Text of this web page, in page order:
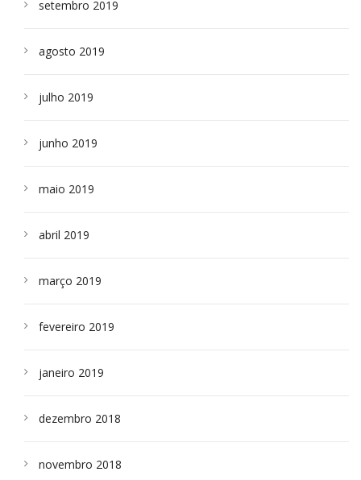
setembro 2019
agosto 2019
julho 2019
junho 2019
maio 2019
abril 2019
março 2019
fevereiro 2019
janeiro 2019
dezembro 2018
novembro 2018